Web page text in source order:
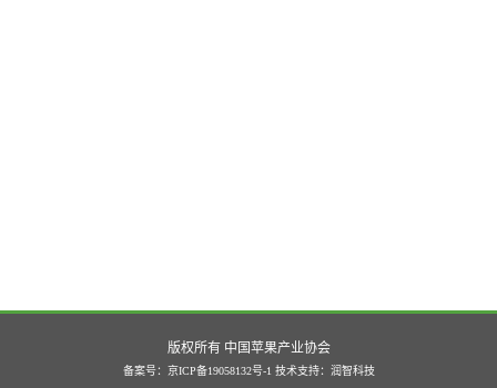
版权所有 中国苹果产业协会
备案号：京ICP备19058132号-1 技术支持： 润智科技